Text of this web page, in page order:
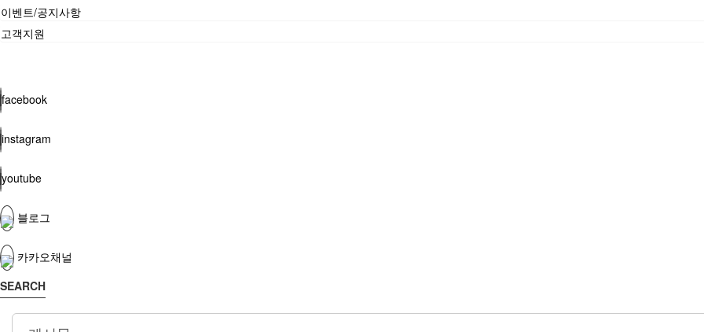
이벤트/공지사항
고객지원
facebook
instagram
youtube
블로그
카카오채널
SEARCH